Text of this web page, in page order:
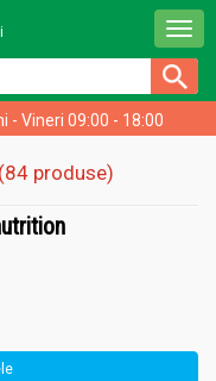
- Vineri 09:00 - 18:00
(84 produse)